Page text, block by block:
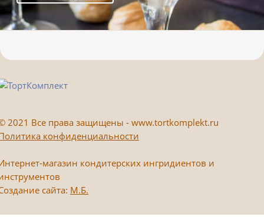
2021 Все права защищены - www.tortkomplekt.ru
конфиденциальности
магазин кондитерских ингридиентов и
сайта: М.Б.